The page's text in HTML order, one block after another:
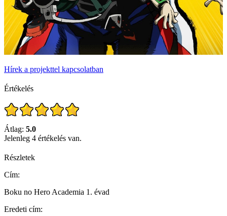
Hírek a projekttel kapcsolatban
Értékelés
Átlag: 5.0
Jelenleg 4 értékelés van.
Részletek
Cím:
Boku no Hero Academia 1. évad
Eredeti cím: